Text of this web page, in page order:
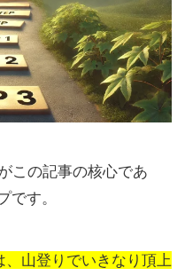
この記事の核心であ
です。
山登りでいきなり頂上